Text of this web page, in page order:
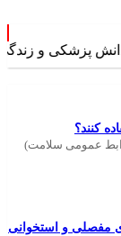
و زندگی روزمره
کنند؟
عمومی سلامت)
مفصلی و استخوانی